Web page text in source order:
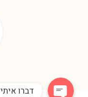
דברו איתי